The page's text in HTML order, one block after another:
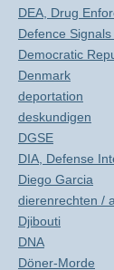
DEA, Drug
Defence
Democratic
Denmark
deportation
deskundigen
DGSE
DIA, Defense
Diego Garcia
dierenrechten /
Djibouti
DNA
Döner-Morde